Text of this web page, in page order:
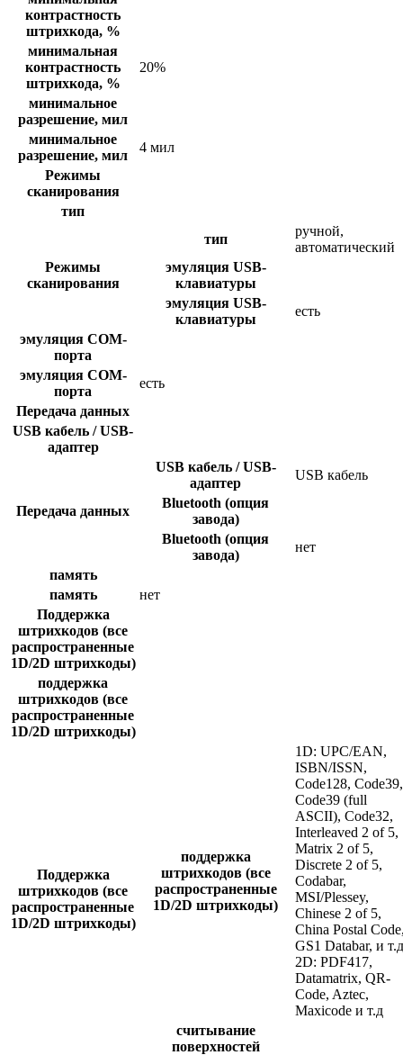
контрастность
штрихкода, %
минимальная
контрастность
штрихкода, %
20%
минимальное
разрешение, мил
минимальное
разрешение, мил
4 мил
Режимы
сканирования
тип
Режимы
сканирования
тип
ручной,
автоматический
эмуляция USB-
клавиатуры
эмуляция USB-
клавиатуры
есть
эмуляция COM-
порта
эмуляция COM-
порта
есть
Передача данных
USB кабель / USB-
адаптер
Передача данных
USB кабель / USB-
адаптер
USB кабель
Bluetooth (опция
завода)
Bluetooth (опция
завода)
нет
память
память
нет
Поддержка
штрихкодов (все
распространенные
1D/2D штрихкоды)
поддержка
штрихкодов (все
распространенные
1D/2D штрихкоды)
Поддержка
штрихкодов (все
распространенные
1D/2D штрихкоды)
поддержка
штрихкодов (все
распространенные
1D/2D штрихкоды)
1D: UPC/EAN,
ISBN/ISSN,
Code128, Code39,
Code39 (full
ASCII), Code32,
Interleaved 2 of 5,
Matrix 2 of 5,
Discrete 2 of 5,
Codabar,
MSI/Plessey,
Chinese 2 of 5,
China Postal
GS1 Databar, и
2D: PDF417,
Datamatrix, QR-
Code, Aztec,
Maxicode и т.д
считывание
поверхностей